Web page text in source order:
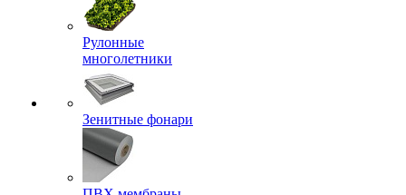
Рулонные
многолетники
Зенитные фонари